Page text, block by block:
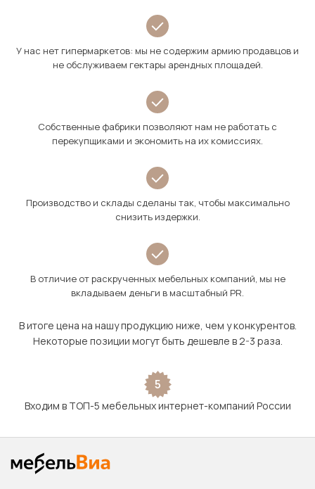
У нас нет гипермаркетов: мы не содержим армию продавцов и
не обслуживаем гектары арендных площадей.
Собственные фабрики позволяют нам не работать с
перекупщиками и экономить на их комиссиях.
Производство и склады сделаны так, чтобы максимально
снизить издержки.
В отличие от раскрученных мебельных компаний, мы не
вкладываем деньги в масштабный PR.
В итоге цена на нашу продукцию ниже, чем у конкурентов.
Некоторые позиции могут быть дешевле в 2-3 раза.
5
Входим в ТОП-5 мебельных интернет-компаний России